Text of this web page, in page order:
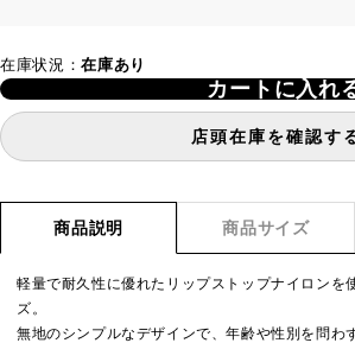
在庫状況：在庫あり
カートに入れ
店頭在庫を確認す
商品説明 商品サイズ
軽量で耐久性に優れたリップストップナイロンを
ズ。
無地のシンプルなデザインで、年齢や性別を問わ